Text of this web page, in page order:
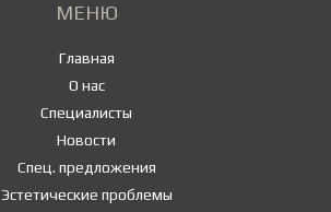
МЕНЮ
Главная
О нас
Специалисты
Новости
Спец. предложения
Эстетические проблемы